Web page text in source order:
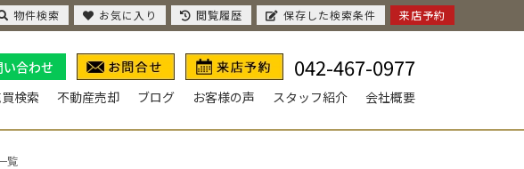
合わせ 042-467-0977
検索 不動産売却 ブログ お客様の声 スタッフ紹介 会社概要
覧
物件検索 お気に入り 閲覧履歴 保存した検索条件 来店予約